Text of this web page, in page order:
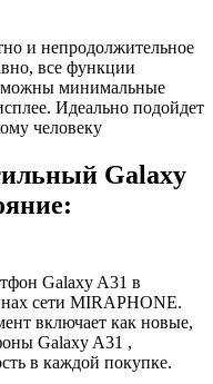
и непродолжительное
все функции
минимальные
Идеально подойдет
человеку
Galaxy
Galaxy A31 в
сети MIRAPHONE.
включает как новые,
Galaxy A31 ,
в каждой покупке.